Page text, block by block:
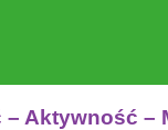
– Aktywność –